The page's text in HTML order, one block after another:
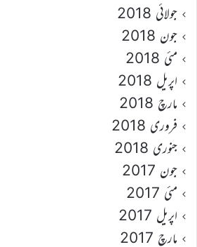
جولائی 2018
جون 2018
مئی 2018
اپریل 2018
مارچ 2018
فروری 2018
جنوری 2018
جون 2017
مئی 2017
اپریل 2017
مارچ 2017